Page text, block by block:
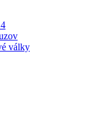
války